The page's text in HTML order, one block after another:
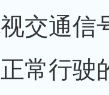
交通信
常行驶